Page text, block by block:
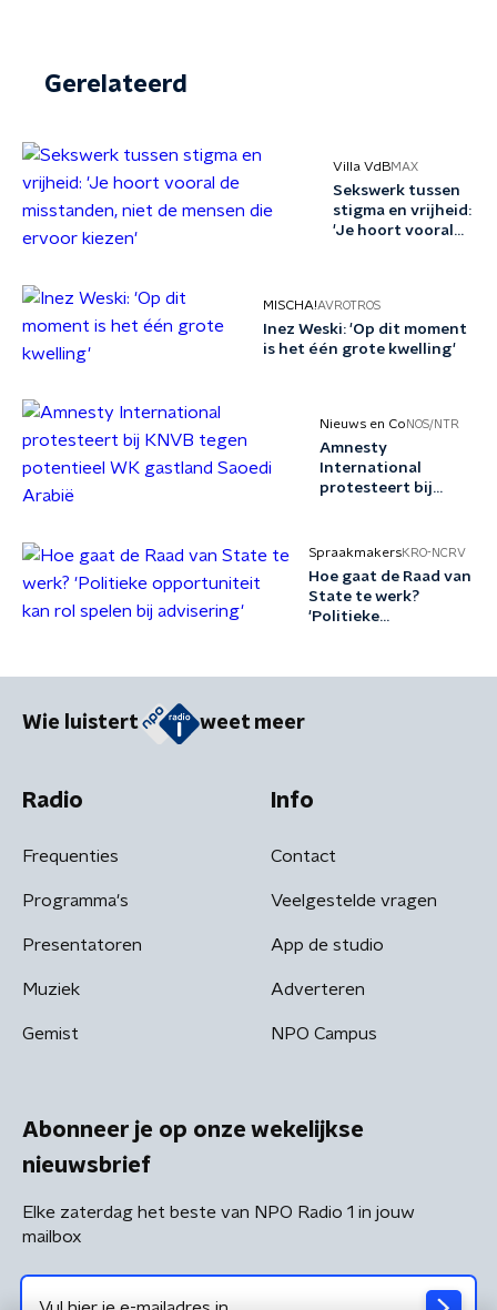
Gerelateerd
Villa VdBMAX
Sekswerk tussen
stigma en vrijheid:
'Je hoort vooral
MISCHA!AVROTROS
Inez Weski: 'Op dit moment
is het één grote kwelling'
Nieuws en Co NOS/NTR
Amnesty
International
protesteert bij
gastland Saoedi
SpraakmakersKRO-NCRV
Hoe gaat de Raad van
State te werk?
'Politieke
Wie luistert weet meer
Radio
Frequenties
Programma's
Presentatoren
Muziek
Gemist
Info
Contact
Veelgestelde vragen
App de studio
Adverteren
NPO Campus
Abonneer je op onze wekelijkse
nieuwsbrief
Elke zaterdag het beste van NPO Radio 1 in jouw
mailbox